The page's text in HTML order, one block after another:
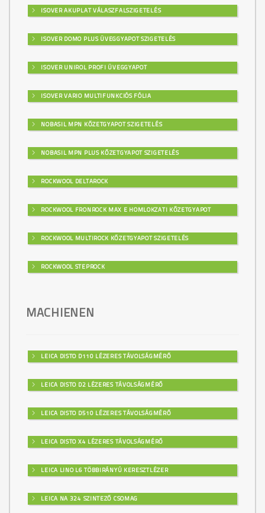
ISOVER AKUPLAT VÁLASZFALSZIGETELÉS
ISOVER DOMO PLUS ÜVEGGYAPOT SZIGETELÉS
ISOVER UNIROL PROFI ÜVEGGYAPOT
ISOVER VARIO MULTIFUNKCIÓS FÓLIA
NOBASIL MPN KŐZETGYAPOT SZIGETELÉS
NOBASIL MPN PLUS KŐZETGYAPOT SZIGETELÉS
ROCKWOOL DELTAROCK
ROCKWOOL FRONROCK MAX E HOMLOKZATI KŐZETGYAPOT
ROCKWOOL MULTIROCK KŐZETGYAPOT SZIGETELÉS
ROCKWOOL STEPROCK
MACHIENEN
LEICA DISTO D110 LÉZERES TÁVOLSÁGMÉRŐ
LEICA DISTO D2 LÉZERES TÁVOLSÁGMÉRŐ
LEICA DISTO D510 LÉZERES TÁVOLSÁGMÉRŐ
LEICA DISTO X4 LÉZERES TÁVOLSÁGMÉRŐ
LEICA LINO L6 TÖBBIRÁNYÚ KERESZTLÉZER
LEICA NA 324 SZINTEZŐ CSOMAG